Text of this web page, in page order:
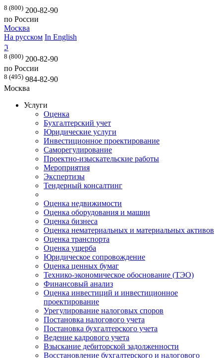
8 (800) 200-82-90
по России
Москва
На русском In English
ℑ
8 (800) 200-82-90
по России
8 (495) 984-82-90
Москва
Услуги
Оценка
Бухгалтерский учет
Юридические услуги
Инвестиционное проектирование
Саморегулирование
Проектно-изыскательские работы
Мероприятия
Экспертизы
Тендерный консалтинг
Оценка недвижимости
Оценка оборудования и машин
Оценка бизнеса
Оценка нематериальных и материальных активов
Оценка транспорта
Оценка ущерба
Юридическое сопровождение
Оценка ценных бумаг
Технико-экономическое обоснование (ТЭО)
Финансовый анализ
Оценка инвестиций и инвестиционное
проектирование
Урегулирование налоговых споров
Постановка налогового учета
Постановка бухгалтерского учета
Ведение кадрового учета
Взыскание дебиторской задолженности
Восстановление бухгалтерского и налогового